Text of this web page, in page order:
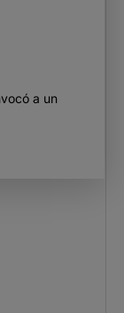
a un